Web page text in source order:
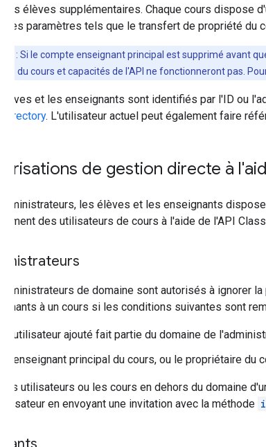
les élèves supplémentaires. Chaque cours dispose
des paramètres tels que le transfert de propriété du
: Si le compte enseignant principal est supprimé avant
du cours et capacités de l'API ne fonctionneront pas.
élèves et les enseignants sont identifiés par l'ID ou
Directory. L'utilisateur actuel peut également faire
de gestion directe à
administrateurs, les élèves et les enseignants
des utilisateurs de cours à l'aide de l'API
administrateurs de domaine sont autorisés à ignorer
à un cours si les conditions suivantes sont
L'utilisateur ajouté fait partie du domaine de
L'enseignant principal du cours, ou le propriétaire
les utilisateurs ou les cours en dehors du domaine
en envoyant une invitation avec la méthode